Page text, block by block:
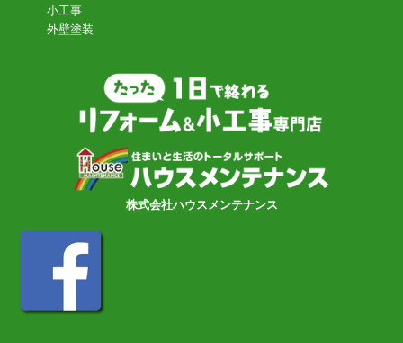
小工事
外壁塗装
株式会社ハウスメンテナンス